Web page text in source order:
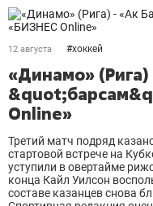
12 августа #хоккей
«Динамо»
Online»
Третий матч подряд
стартовой встрече на
уступили в овертайме
конца Кайл Уилсон
составе казанцев снова